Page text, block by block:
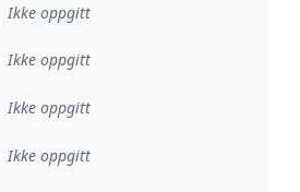
Ikke oppgitt
Ikke oppgitt
Ikke oppgitt
:
Ikke oppgitt